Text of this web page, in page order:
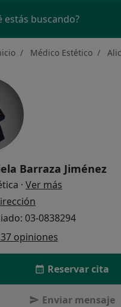
estás buscando?
Médico Estético
Barraza Jiménez
· Ver más
03-0838294
opiniones
Reservar cita
Enviar mensaje